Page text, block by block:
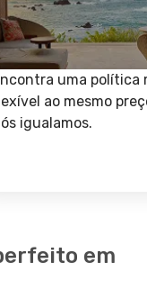
uma política
ao mesmo
igualamos.
em